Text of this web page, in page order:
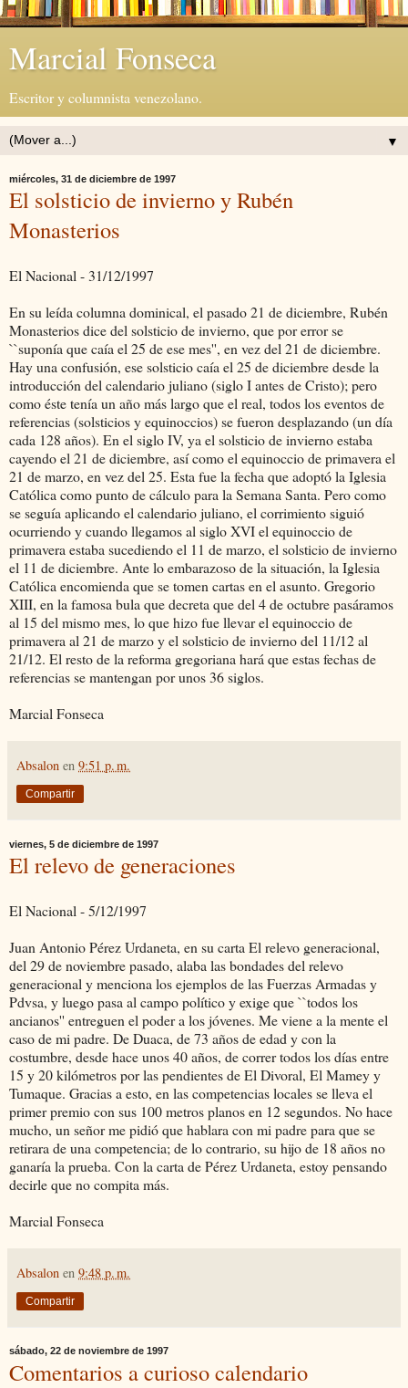
Marcial Fonseca
Escritor y columnista venezolano.
▼
miércoles, 31 de diciembre de 1997
El solsticio de invierno y Rubén
Monasterios
El Nacional - 31/12/1997
En su leída columna dominical, el pasado 21 de diciembre, Rubén
Monasterios dice del solsticio de invierno, que por error se
``suponía que caía el 25 de ese mes'', en vez del 21 de diciembre.
Hay una confusión, ese solsticio caía el 25 de diciembre desde la
introducción del calendario juliano (siglo I antes de Cristo); pero
como éste tenía un año más largo que el real, todos los eventos de
referencias (solsticios y equinoccios) se fueron desplazando (un día
cada 128 años). En el siglo IV, ya el solsticio de invierno estaba
cayendo el 21 de diciembre, así como el equinoccio de primavera el
21 de marzo, en vez del 25. Esta fue la fecha que adoptó la Iglesia
Católica como punto de cálculo para la Semana Santa. Pero como
se seguía aplicando el calendario juliano, el corrimiento siguió
ocurriendo y cuando llegamos al siglo XVI el equinoccio de
primavera estaba sucediendo el 11 de marzo, el solsticio de invierno
el 11 de diciembre. Ante lo embarazoso de la situación, la Iglesia
Católica encomienda que se tomen cartas en el asunto. Gregorio
XIII, en la famosa bula que decreta que del 4 de octubre pasáramos
al 15 del mismo mes, lo que hizo fue llevar el equinoccio de
primavera al 21 de marzo y el solsticio de invierno del 11/12 al
21/12. El resto de la reforma gregoriana hará que estas fechas de
referencias se mantengan por unos 36 siglos.
Marcial Fonseca
Absalon en 9:51 p. m.
Compartir
viernes, 5 de diciembre de 1997
El relevo de generaciones
El Nacional - 5/12/1997
Juan Antonio Pérez Urdaneta, en su carta El relevo generacional,
del 29 de noviembre pasado, alaba las bondades del relevo
generacional y menciona los ejemplos de las Fuerzas Armadas y
Pdvsa, y luego pasa al campo político y exige que ``todos los
ancianos'' entreguen el poder a los jóvenes. Me viene a la mente el
caso de mi padre. De Duaca, de 73 años de edad y con la
costumbre, desde hace unos 40 años, de correr todos los días entre
15 y 20 kilómetros por las pendientes de El Divoral, El Mamey y
Tumaque. Gracias a esto, en las competencias locales se lleva el
primer premio con sus 100 metros planos en 12 segundos. No hace
mucho, un señor me pidió que hablara con mi padre para que se
retirara de una competencia; de lo contrario, su hijo de 18 años no
ganaría la prueba. Con la carta de Pérez Urdaneta, estoy pensando
decirle que no compita más.
Marcial Fonseca
Absalon en 9:48 p. m.
Compartir
sábado, 22 de noviembre de 1997
Comentarios a curioso calendario